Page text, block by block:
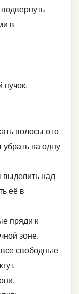
в
пучок.
волосы ото
на одну
над
её в
пряди к
зоне.
свободные